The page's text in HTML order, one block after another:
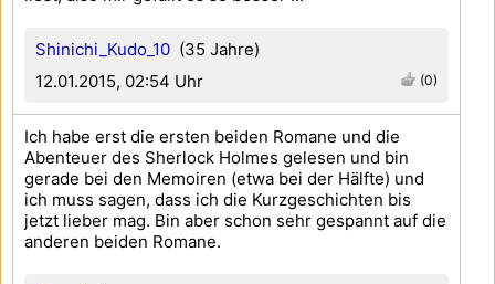
Shinichi_Kudo_10 (35 Jahre)
12.01.2015, 02:54 Uhr
(0)
Ich habe erst die ersten beiden Romane und die
Abenteuer des Sherlock Holmes gelesen und bin
gerade bei den Memoiren (etwa bei der Hälfte) und
ich muss sagen, dass ich die Kurzgeschichten bis
jetzt lieber mag. Bin aber schon sehr gespannt auf die
anderen beiden Romane.